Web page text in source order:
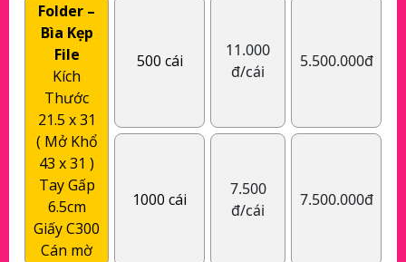
Folder –
Bìa Kẹp
File
Kích
Thước
21.5 x 31
( Mở Khổ
43 x 31 )
Tay Gấp
6.5cm
Giấy C300
Cán mờ
500 cái
11.000
đ/cái
5.500.000đ
1000 cái
7.500
đ/cái
7.500.000đ